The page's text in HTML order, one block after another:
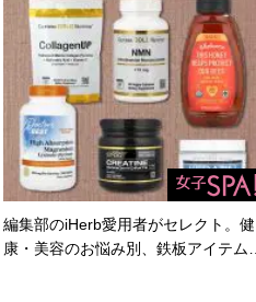
編集部のiHerb愛用者がセレクト。健
康・美容のお悩み別、鉄板アイテム…